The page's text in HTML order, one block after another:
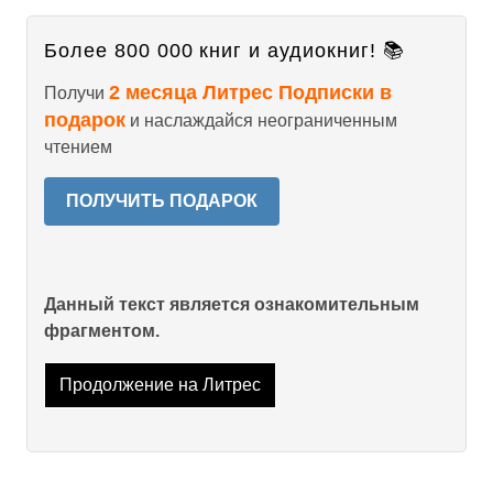
Более 800 000 книг и аудиокниг! 📚
Получи 2 месяца Литрес Подписки в
подарок и наслаждайся неограниченным
чтением
ПОЛУЧИТЬ ПОДАРОК
Данный текст является ознакомительным
фрагментом.
Продолжение на Литрес